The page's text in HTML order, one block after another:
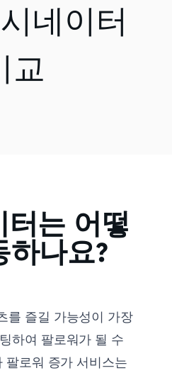
네이터
교
터는 어떻
하나요?
를 즐길 가능성이 가장
하여 팔로워가 될 수
팔로워 증가 서비스는